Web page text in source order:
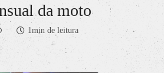
da moto
1min de leitura